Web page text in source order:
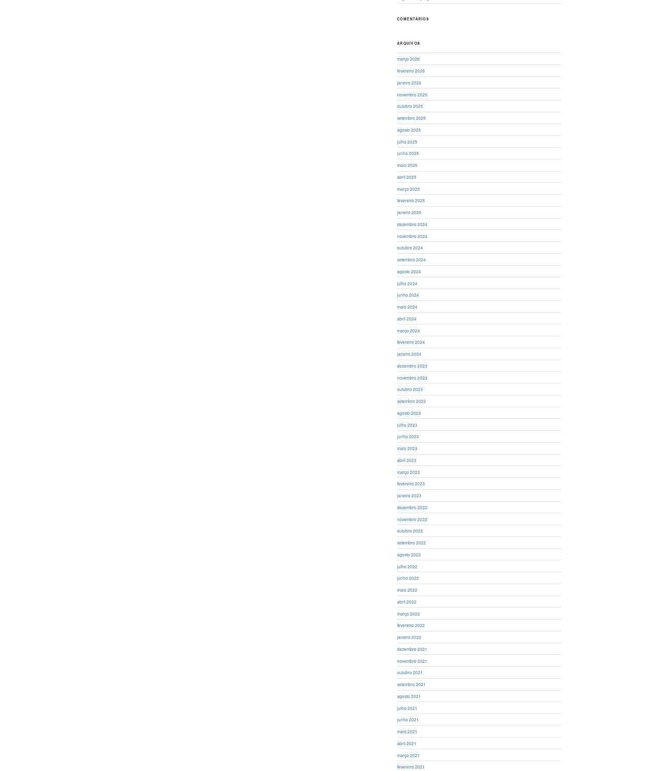
COMENTÁRIOS
ARQUIVOS
março 2026
fevereiro 2026
janeiro 2026
novembro 2025
outubro 2025
setembro 2025
agosto 2025
julho 2025
junho 2025
maio 2025
abril 2025
março 2025
fevereiro 2025
janeiro 2025
dezembro 2024
novembro 2024
outubro 2024
setembro 2024
agosto 2024
julho 2024
junho 2024
maio 2024
abril 2024
março 2024
fevereiro 2024
janeiro 2024
dezembro 2023
novembro 2023
outubro 2023
setembro 2023
agosto 2023
julho 2023
junho 2023
maio 2023
abril 2023
março 2023
fevereiro 2023
janeiro 2023
dezembro 2022
novembro 2022
outubro 2022
setembro 2022
agosto 2022
julho 2022
junho 2022
maio 2022
abril 2022
março 2022
fevereiro 2022
janeiro 2022
dezembro 2021
novembro 2021
outubro 2021
setembro 2021
agosto 2021
julho 2021
junho 2021
maio 2021
abril 2021
março 2021
fevereiro 2021